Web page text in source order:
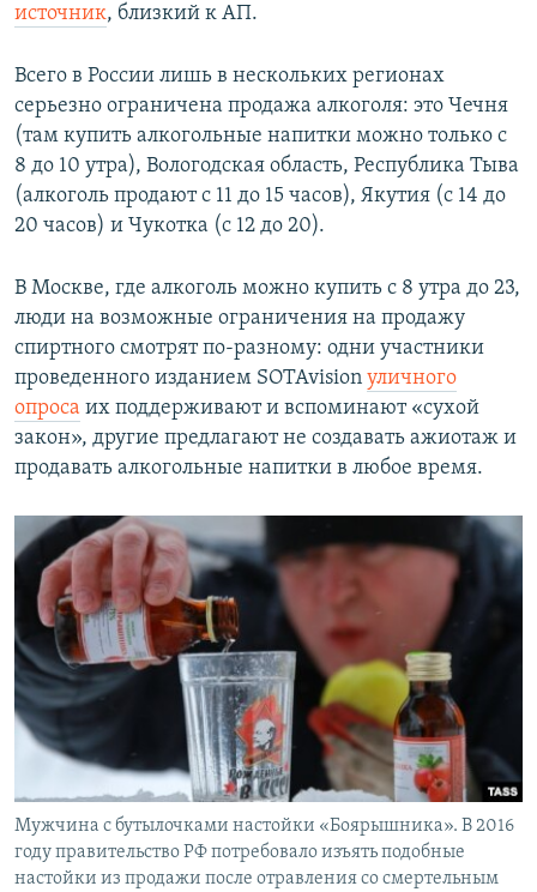
источник, близкий к АП.
Всего в России лишь в нескольких регионах
серьезно ограничена продажа алкоголя: это Чечня
(там купить алкогольные напитки можно только с
8 до 10 утра), Вологодская область, Республика Тыва
(алкоголь продают с 11 до 15 часов), Якутия (с 14 до
20 часов) и Чукотка (с 12 до 20).
В Москве, где алкоголь можно купить с 8 утра до 23,
люди на возможные ограничения на продажу
спиртного смотрят по-разному: одни участники
проведенного изданием SOTAvision уличного
опроса их поддерживают и вспоминают «сухой
закон», другие предлагают не создавать ажиотаж и
продавать алкогольные напитки в любое время.
Мужчина с бутылочками настойки «Боярышника». В 2016
году правительство РФ потребовало изъять подобные
настойки из продажи после отравления со смертельным